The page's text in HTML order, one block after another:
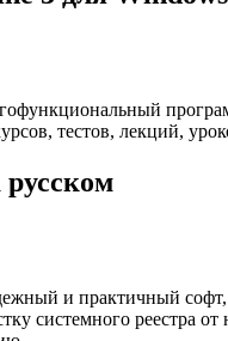
тестов, лекций,
русском
и практичный
системного реестра